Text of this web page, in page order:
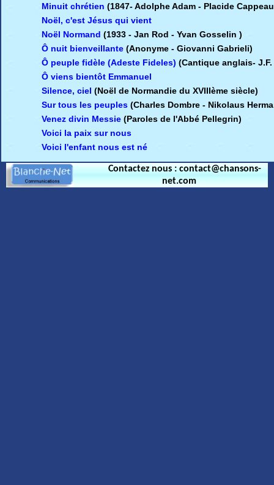
Minuit chrétien (1847-Adolphe Adam - Placide
Noël, c'est Jésus qui vient
Noël Normand(1933-Jan Rod - Yvan Gosselin )
Ô nuit bienveillante (Anonyme - Giovanni Gabrieli)
Ô peuple fidèle (Adeste Fideles)(Cantique anglais-
Ô viens bientôt Emmanuel
Silence, ciel (Noël de Normandie du XVIIIème siècle)
Sur tous les peuples (Charles Dombre - Nikolaus
Venez divin Messie (Paroles de l'Abbé Pellegrin)
Voici la paix sur nous
Voici l'enfant nous est né
Contactez nous : contact@chansons-
net.com